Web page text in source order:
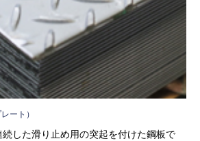
ート）
した滑り止め用の突起を付けた鋼板で